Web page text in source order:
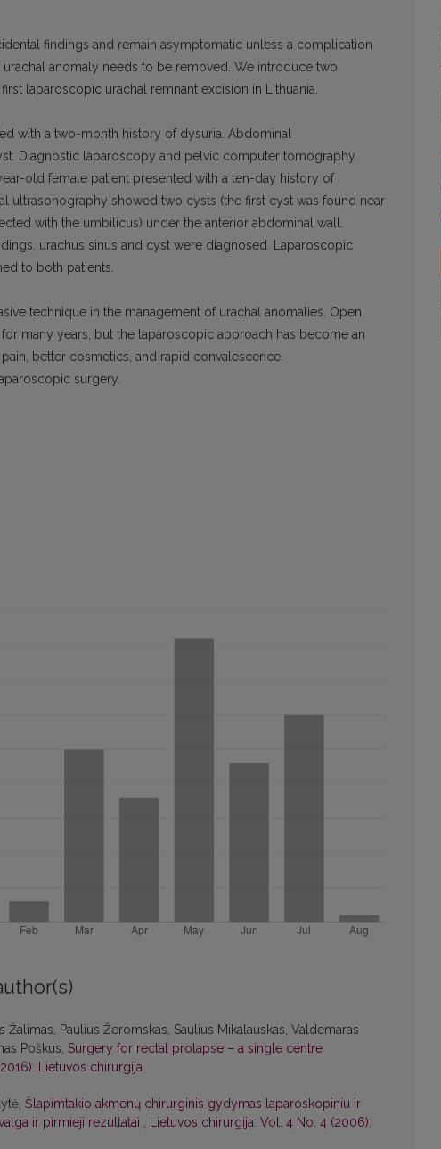
findings and remain asymptomatic unless a complication
anomaly needs to be removed. We introduce two
laparoscopic urachal remnant excision in Lithuania.
with a two-month history of dysuria. Abdominal
Diagnostic laparoscopy and pelvic computer tomography
old female patient presented with a ten-day history of
ultrasonography showed two cysts (the first cyst was found near
with the umbilicus) under the anterior abdominal wall.
urachus sinus and cyst were diagnosed. Laparoscopic
to both patients.
technique in the management of urachal anomalies. Open
many years, but the laparoscopic approach has become an
better cosmetics, and rapid convalescence.
surgery.
Žalimas, Paulius Žeromskas, Saulius Mikalauskas, Valdemaras
Poškus, Surgery for rectal prolapse – a single centre
Lietuvos chirurgija
Šlapimtakio akmenų chirurginis gydymas laparoskopiniu ir
ir pirmieji rezultatai , Lietuvos chirurgija: Vol. 4 No. 4 (2006):